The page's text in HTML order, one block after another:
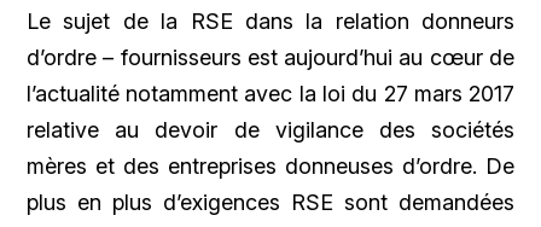
Le sujet de la RSE dans la relation donneurs
d’ordre – fournisseurs est aujourd’hui au cœur de
l’actualité notamment avec la loi du 27 mars 2017
relative au devoir de vigilance des sociétés
mères et des entreprises donneuses d’ordre. De
plus en plus d’exigences RSE sont demandées